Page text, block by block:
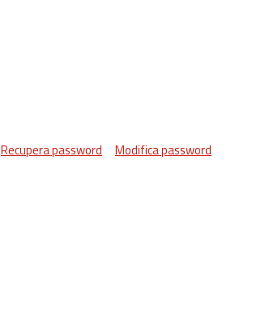
Recupera password Modifica password